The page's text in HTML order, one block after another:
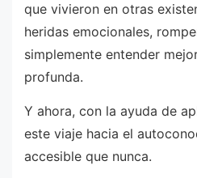
que vivieron en otras
heridas emocionales,
simplemente entender
profunda.
Y ahora, con la ayuda de
este viaje hacia el
accesible que nunca.